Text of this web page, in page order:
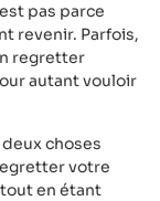
pas parce
revenir. Parfois,
regretter
autant vouloir
choses
votre
en étant